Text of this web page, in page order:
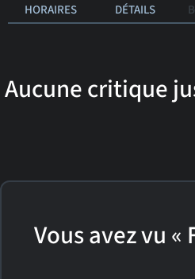
HORAIRES DÉTAILS
Aucune critique
Vous avez vu «